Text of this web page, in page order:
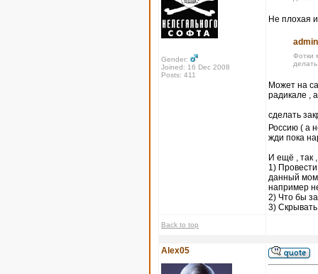
Gender:
Joined: 16 Dec 2008
Posts: 411
Не плохая
Фотки
Может на
радикале ,
сделать
Россию ( а
жди пока
И ещё , так
1)
данный
например
2) Что бы
3)
Back to top
Alex05